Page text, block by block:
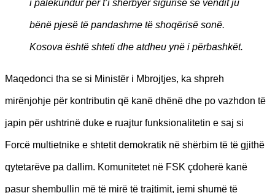
i palëkundur për t’i shërbyer sigurisë së vendit ju
bënë pjesë të pandashme të shoqërisë sonë.
Kosova është shteti dhe atdheu ynë i përbashkët.
Maqedonci tha se si Ministër i Mbrojtjes, ka shpreh
mirënjohje për kontributin që kanë dhënë dhe po vazhdon të
japin për ushtrinë duke e ruajtur funksionalitetin e saj si
Forcë multietnike e shtetit demokratik në shërbim të të gjithë
qytetarëve pa dallim. Komunitetet në FSK çdoherë kanë
pasur shembullin më të mirë të trajtimit, jemi shumë të